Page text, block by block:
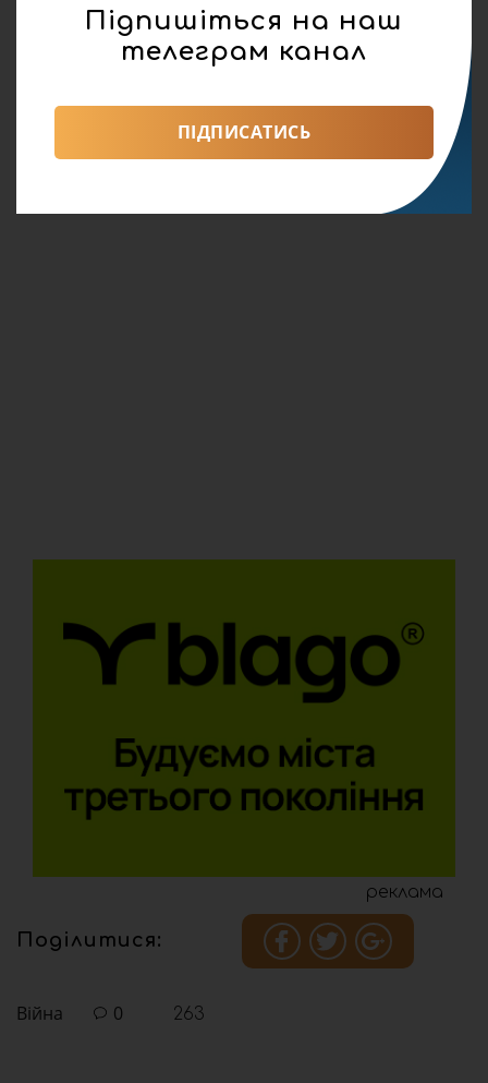
реклама
Поділитися:
Війна 0 263
Підпишіться на наш
телеграм канал
ПІДПИСАТИСЬ